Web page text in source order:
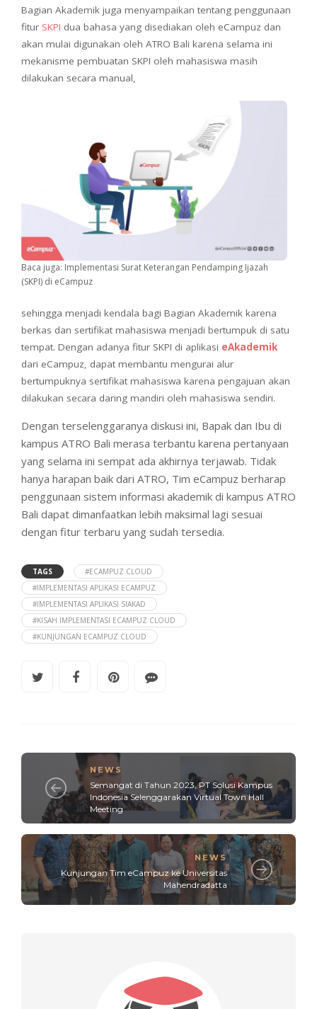
Bagian Akademik juga menyampaikan tentang penggunaan
fitur SKPI dua bahasa yang disediakan oleh eCampuz dan
akan mulai digunakan oleh ATRO Bali karena selama ini
mekanisme pembuatan SKPI oleh mahasiswa masih
dilakukan secara manual,
Baca juga: Implementasi Surat Keterangan Pendamping Ijazah
(SKPI) di eCampuz
sehingga menjadi kendala bagi Bagian Akademik karena
berkas dan sertifikat mahasiswa menjadi bertumpuk di satu
tempat. Dengan adanya fitur SKPI di aplikasi eAkademik
dari eCampuz, dapat membantu mengurai alur
bertumpuknya sertifikat mahasiswa karena pengajuan akan
dilakukan secara daring mandiri oleh mahasiswa sendiri.
Dengan terselenggaranya diskusi ini, Bapak dan Ibu di
kampus ATRO Bali merasa terbantu karena pertanyaan
yang selama ini sempat ada akhirnya terjawab. Tidak
hanya harapan baik dari ATRO, Tim eCampuz berharap
penggunaan sistem informasi akademik di kampus ATRO
Bali dapat dimanfaatkan lebih maksimal lagi sesuai
dengan fitur terbaru yang sudah tersedia.
TAGS
#ECAMPUZ CLOUD
#IMPLEMENTASI APLIKASI ECAMPUZ
#IMPLEMENTASI APLIKASI SIAKAD
#KISAH IMPLEMENTASI ECAMPUZ CLOUD
#KUNJUNGAN ECAMPUZ CLOUD
NEWS
Semangat di Tahun 2023, PT Solusi Kampus
Indonesia Selenggarakan Virtual Town Hall
Meeting
NEWS
Kunjungan Tim eCampuz ke Universitas
Mahendradatta